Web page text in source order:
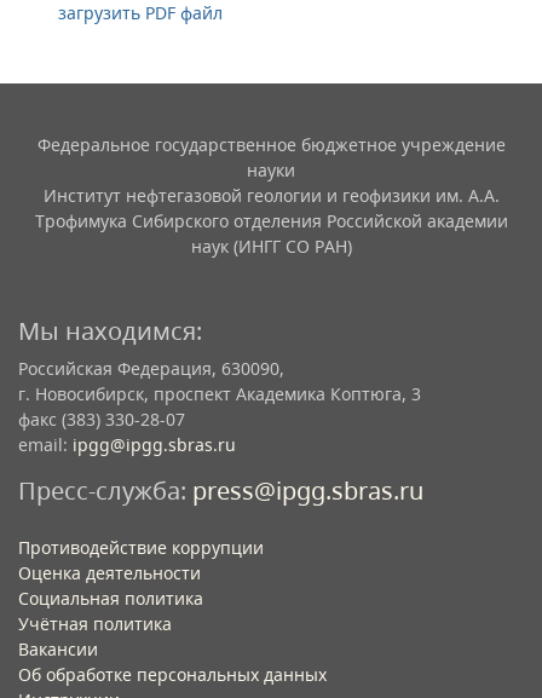
загрузить PDF файл
Федеральное государственное бюджетное учреждение
науки
Институт нефтегазовой геологии и геофизики им. А.А.
Трофимука Сибирского отделения Российской академии
наук (ИНГГ СО РАН)
Мы находимся:
Российская Федерация, 630090,
г. Новосибирск, проспект Академика Коптюга, 3
факс (383) 330-28-07
email: ipgg@ipgg.sbras.ru
Пресс-служба: press@ipgg.sbras.ru
Противодействие коррупции
Оценка деятельности
Социальная политика
Учётная политика​
Вакансии​
Об обработке персональных данных​